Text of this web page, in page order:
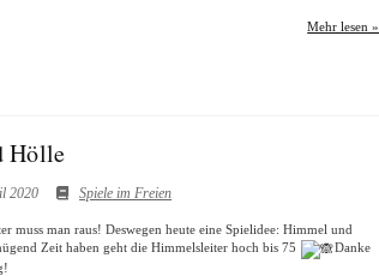
Mehr lesen »
Hölle
2020 Spiele im Freien
muss man raus! Deswegen heute eine Spielidee: Himmel und
Zeit haben geht die Himmelsleiter hoch bis 75
Danke